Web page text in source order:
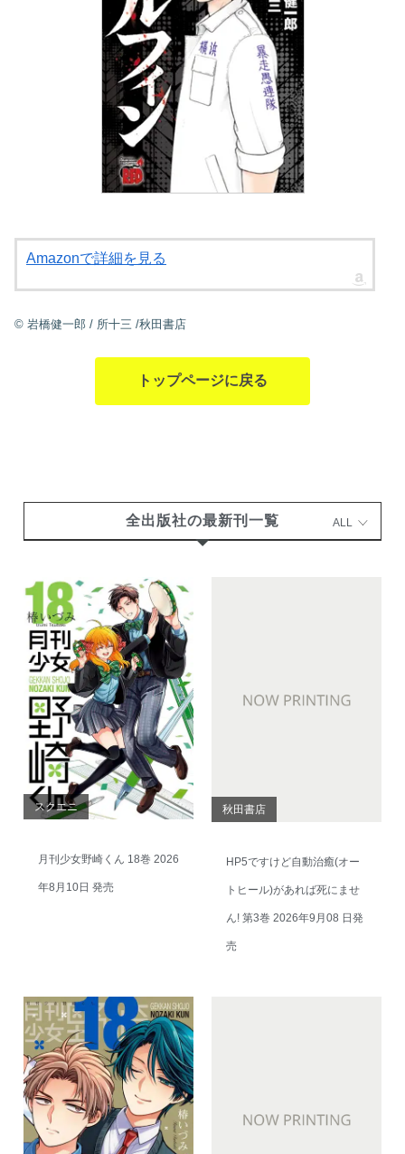
Amazonで詳細を見る
© 岩橋健一郎 / 所十三 /秋田書店
トップページに戻る
全出版社の最新刊一覧 ALL
スクエニ
月刊少女野崎くん 18巻 2026
年8月10日 発売
秋田書店
HP5ですけど自動治癒(オー
トヒール)があれば死にませ
ん! 第3巻 2026年9月08 日発
売